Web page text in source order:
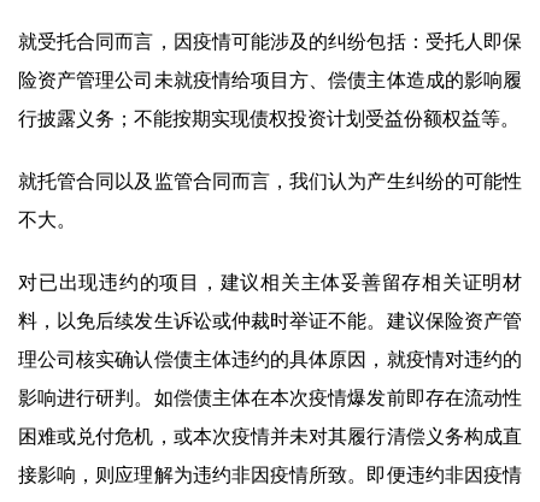
就受托合同而言，因疫情可能涉及的纠纷包括：受托人即保
险资产管理公司未就疫情给项目方、偿债主体造成的影响履
行披露义务；不能按期实现债权投资计划受益份额权益等。
就托管合同以及监管合同而言，我们认为产生纠纷的可能性
不大。
对已出现违约的项目，建议相关主体妥善留存相关证明材
料，以免后续发生诉讼或仲裁时举证不能。建议保险资产管
理公司核实确认偿债主体违约的具体原因，就疫情对违约的
影响进行研判。如偿债主体在本次疫情爆发前即存在流动性
困难或兑付危机，或本次疫情并未对其履行清偿义务构成直
接影响，则应理解为违约非因疫情所致。即便违约非因疫情